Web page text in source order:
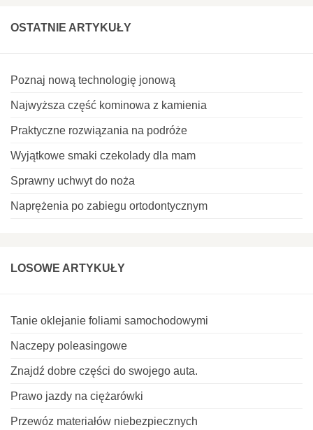
OSTATNIE ARTYKUŁY
Poznaj nową technologię jonową
Najwyższa część kominowa z kamienia
Praktyczne rozwiązania na podróże
Wyjątkowe smaki czekolady dla mam
Sprawny uchwyt do noża
Naprężenia po zabiegu ortodontycznym
LOSOWE ARTYKUŁY
Tanie oklejanie foliami samochodowymi
Naczepy poleasingowe
Znajdź dobre części do swojego auta.
Prawo jazdy na ciężarówki
Przewóz materiałów niebezpiecznych